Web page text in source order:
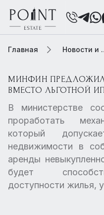
Главная
МИНФИН ПРЕДЛОЖИЛ
ВМЕСТО ЛЬГОТНОЙ
В министерстве
проработать
который
недвижимости в
аренды
будет
доступности жилья,